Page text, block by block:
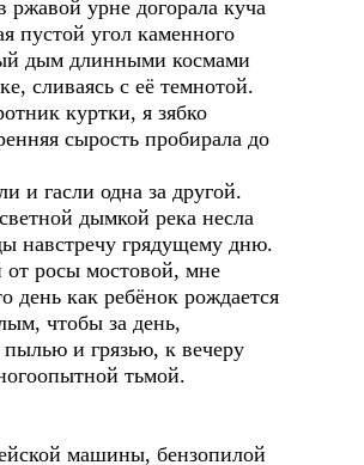
ржавой урне догорала куча
пустой угол каменного
дым длинными космами
сливаясь с её темнотой.
куртки, я зябко
сырость пробирала до
и гасли одна за другой.
дымкой река несла
навстречу грядущему дню.
росы мостовой, мне
день как ребёнок рождается
чтобы за день,
и грязью, к вечеру
тьмой.
машины, бензопилой